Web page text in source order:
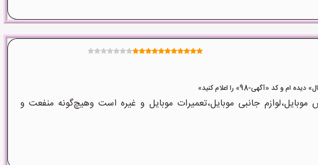
«آگهی-98» را اعلام کنید»
جانبی موبایل،تعمیرات موبایل و غیره است وهیچ‌گونه منفعت و